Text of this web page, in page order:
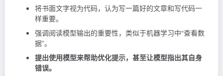
将书面文字视为代码，认为写一篇好的文章和写代码一
样重要。
强调阅读模型输出的重要性，类似于机器学习中“查看数
据”。
提出使用模型来帮助优化提示，甚至让模型指出其自身
错误。